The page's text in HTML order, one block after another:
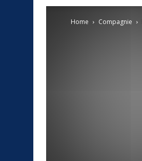
Home Compagnie